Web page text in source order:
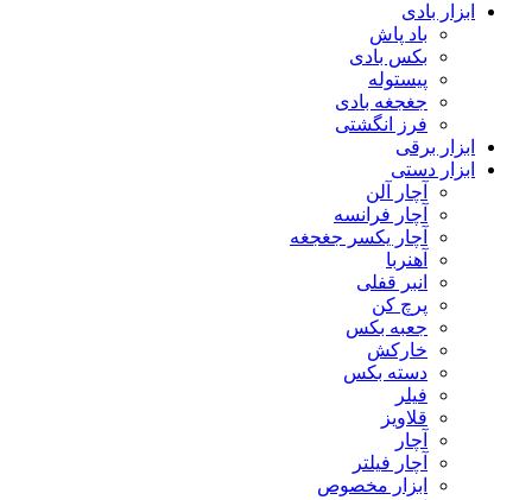
ابزار بادی
باد پاش
بکس بادی
پیستوله
جغجغه بادی
فرز انگشتی
ابزار برقی
ابزار دستی
آچار آلن
آچار فرانسه
آچار یکسر جغجغه
آهنربا
انبر قفلی
پرچ کن
جعبه بکس
خارکش
دسته بکس
فیلر
قلاویز
آچار
آچار فیلتر
ابزار مخصوص